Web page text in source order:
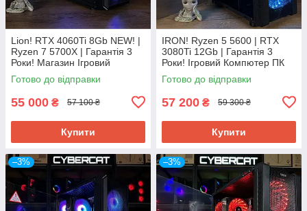
Lion! RTX 4060Ti 8Gb NEW! |
Ryzen 7 5700Х | Гарантія 3
Роки! Магазин Ігровий
Компютер ПК від CyberCat
Готово до відправки
55 000 ₴ 57 100 ₴
Купити
IRON! Ryzen 5 5600 | RTX
3080Ti 12Gb | Гарантія 3
Роки! Ігровий Компютер ПК
від Магазин CyberCat
Готово до відправки
57 200 ₴ 59 300 ₴
Купити
–3% –3%